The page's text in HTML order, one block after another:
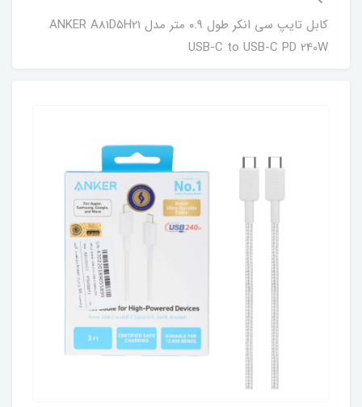
کابل تایپ سی انکر طول ۰.۹ متر مدل ANKER A81D5H21
USB-C to USB-C PD 240W